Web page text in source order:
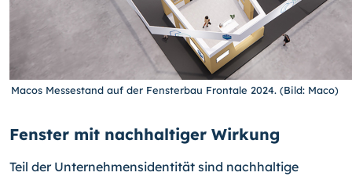
Macos Messestand auf der Fensterbau Frontale 2024. (Bild: Maco)
Fenster mit nachhaltiger Wirkung
Teil der Unternehmensidentität sind nachhaltige